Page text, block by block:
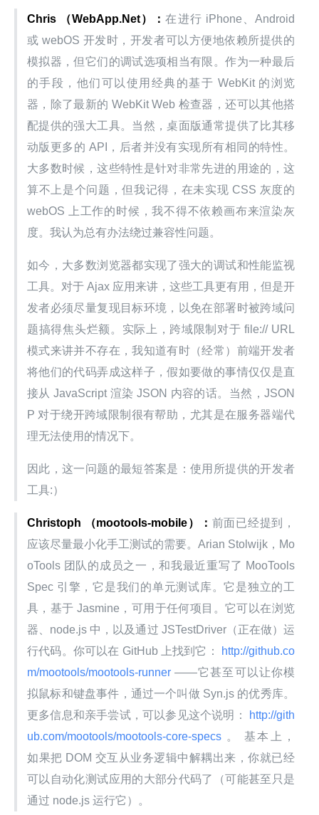
Chris （WebApp.Net）：在进行 iPhone、Android
或 webOS 开发时，开发者可以方便地依赖所提供的
模拟器，但它们的调试选项相当有限。作为一种最后
的手段，他们可以使用经典的基于 WebKit 的浏览
器，除了最新的 WebKit Web 检查器，还可以其他搭
配提供的强大工具。当然，桌面版通常提供了比其移
动版更多的 API，后者并没有实现所有相同的特性。
大多数时候，这些特性是针对非常先进的用途的，这
算不上是个问题，但我记得，在未实现 CSS 灰度的
webOS 上工作的时候，我不得不依赖画布来渲染灰
度。我认为总有办法绕过兼容性问题。
如今，大多数浏览器都实现了强大的调试和性能监视
工具。对于 Ajax 应用来讲，这些工具更有用，但是开
发者必须尽量复现目标环境，以免在部署时被跨域问
题搞得焦头烂额。实际上，跨域限制对于 file:// URL
模式来讲并不存在，我知道有时（经常）前端开发者
将他们的代码弄成这样子，假如要做的事情仅仅是直
接从 JavaScript 渲染 JSON 内容的话。当然，JSON
P 对于绕开跨域限制很有帮助，尤其是在服务器端代
理无法使用的情况下。
因此，这一问题的最短答案是：使用所提供的开发者
工具:）
Christoph （mootools-mobile）： 前面已经提到，
应该尽量最小化手工测试的需要。Arian Stolwijk，Mo
oTools 团队的成员之一，和我最近重写了 MooTools
Spec 引擎，它是我们的单元测试库。它是独立的工
具，基于 Jasmine，可用于任何项目。它可以在浏览
器、node.js 中，以及通过 JSTestDriver（正在做）运
行代码。你可以在 GitHub 上找到它：
http://github.co
m/mootools/mootools-runner ——它甚至可以让你模
拟鼠标和键盘事件，通过一个叫做 Syn.js 的优秀库。
更多信息和亲手尝试，可以参见这个说明：
http://gith
ub.com/mootools/mootools-core-specs 。 基本上，
如果把 DOM 交互从业务逻辑中解耦出来，你就已经
可以自动化测试应用的大部分代码了（可能甚至只是
通过 node.js 运行它）。